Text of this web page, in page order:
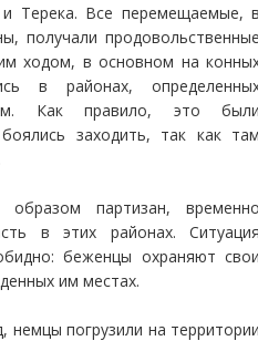
Терека. Все перемещаемые,
получали
ходом, в основном на
в районах,
Как правило, это
заходить, так как
партизан,
в этих районах.
беженцы охраняют
им местах.
немцы погрузили на